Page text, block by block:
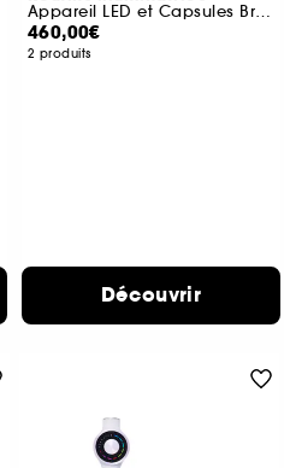
Appareil LED et Capsules Brightening
460,00€
2 produits
Découvrir